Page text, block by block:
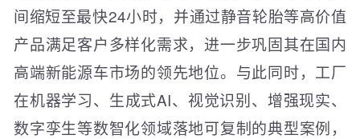
间缩短至最快24小时，并通过静音轮胎等高价值
产品满足客户多样化需求，进一步巩固其在国内
高端新能源车市场的领先地位。与此同时，工厂
在机器学习、生成式AI、视觉识别、增强现实、
数字孪生等数智化领域落地可复制的典型案例，